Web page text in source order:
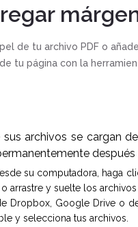
de tu archivo PDF o
tu página con la
archivos se cargan
su computadora, haga
arrastre y suelte los archivos
Dropbox, Google Drive o
y selecciona tus archivos.